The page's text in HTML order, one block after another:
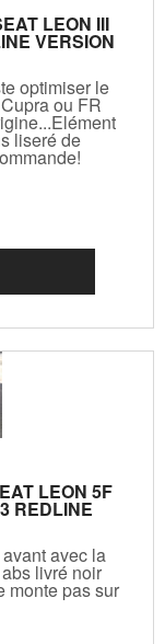
LEON III
VERSION
optimiser le
ou FR
liseré de
LEON 5F
REDLINE
avec la
livré noir
monte pas sur